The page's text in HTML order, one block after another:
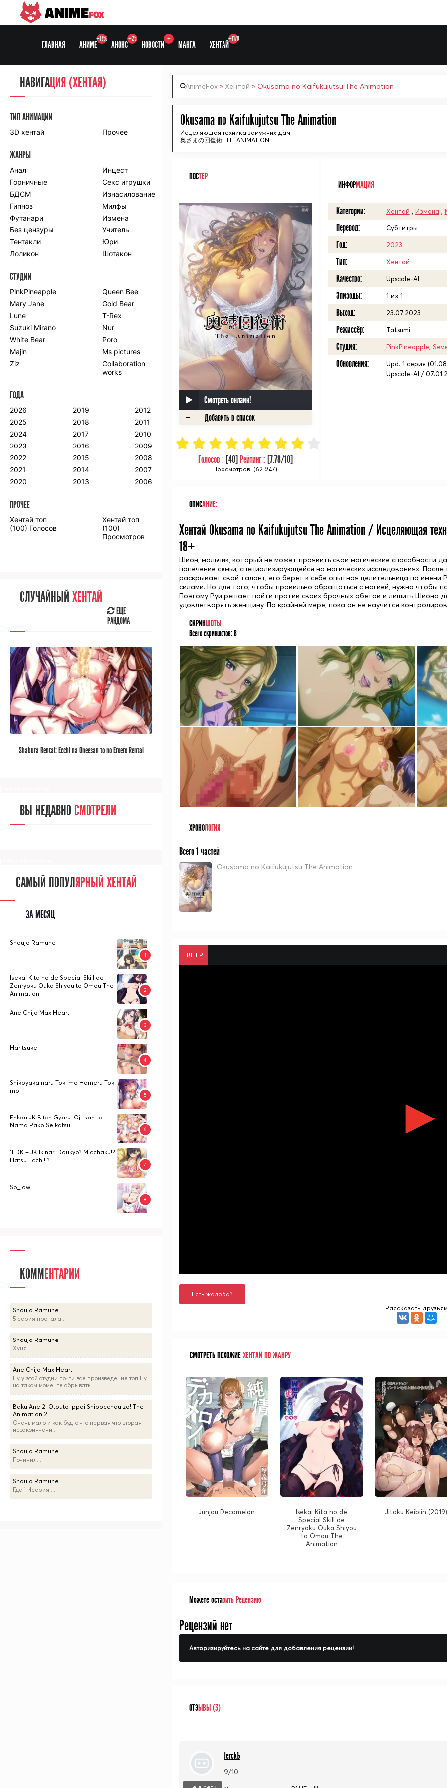
ANIMEFOX
ГЛАВНАЯ АНИМЕ
+1356
АНОНС
+25
НОВОСТИ
+
МАНГА ХЕНТАЙ
+1178
AnimeFox » Хентай » Okusama no Kaifukujutsu The Animation
Okusama no Kaifukujutsu The Animation
Исцеляющая техника замужних дам
奥さまの回復術 THE ANIMATION
ПОСТЕР
Смотреть онлайн!
Голосов : [40] Рейтинг : [7.78/10]
Просмотров: (62 947)
ИНФОРМАЦИЯ
Категории: Хентай Измена
Перевод: Субтитры
Год: 2023
Тип: Хентай
Качество: Upscale-AI
Эпизоды: 1 из 1
Выход: 23.07.2023
Режиссёр: Tatsumi
Студия: PinkPineapple
Обновления:
Upd. 1 серия
Upscale-AI /
ОПИСАНИЕ:
Хентай Okusama no Kaifukujutsu The Animation / Исцеляющая
18+
Шион, мальчик, который не может проявить свои магические способности
попечение семьи, специализирующейся на магических исследованиях.
раскрывает свой талант, его берёт к себе опытная целительница по имени
силами. Но для того, чтобы правильно обращаться с магией, нужно чтобы
Поэтому Руи решает пойти против своих брачных обетов и лишить Шиона
удовлетворять женщину. По крайней мере, пока он не научится
СКРИНШОТЫ
Всего скриншотов:8
ХРОНОЛОГИЯ
Всего 1 частей
Okusama no Kaifukujutsu The Animation
ПЛЕЕР
Есть жалоба?
Рассказать друзьям
СМОТРЕТЬ ПОХОЖИЕХЕНТАЙ ПО ЖАНРУ
Junjou Decamelon
Isekai Kita no de
Special Skill de
Zenryoku Ouka Shiyou
to Omou The
Animation
Jitaku Keibiin (2019)
Можете оставить Рецензию
Рецензий нет
Авторизируйтесь на сайте для добавления рецензии!
ОТЗЫВЫ (3)
JerckЪ
9/10
НАВИГАЦИЯ
СЕЗОНЫ
Anidub
Animedia
Kansai studio
Onibaku
Shiza project
ПО ЖАНРАМ
Комедия
Приключения
Романтика
Школа
Этти
Боевые
искусства
Гарем
Драма
Игры
Исторический
Магия
Фантастика
Фэнтези
Мистика
Попаданцы в
другой мир
Хентай
ПО ГОДУ
2023
2022
2021
2020
2019
2018
2017
2016
2013
2012
2011
2010
2009
2008
2005
2004
2003
2002
2001
2000
ПРОЧЕЕ
Аниме фильмы Аниме OVA
СЛУЧАЙНОЕ АНИМЕ
РАНДОМА
ВЫ НЕДАВНОСМОТРЕЛИ
[/senpainoticeme]
САМЫЙ ПОПУЛЯРНЫЙ АНИМЕ
НАВИГАЦИЯ (ХЕНТАЯ)
ТИП АНИМАЦИИ
3D хентай Прочее
ЖАНРЫ
Анал
Инцест
Горничные
Секс игрушки
БДСМ
Изнасилование
Гипноз
Милфы
Футанари
Измена
Без цензуры
Учитель
Тентакли
Юри
Лоликон
Шотакон
СТУДИИ
PinkPineapple
Queen Bee
Mary Jane
Gold Bear
Lune
T-Rex
Suzuki Mirano
Nur
White Bear
Poro
Majin
Ms pictures
Ziz
Collaboration
works
ГОДА
2026
2025
2024
2023
2022
2021
2020
2019
2018
2017
2016
2015
2014
2013
2012
2011
2010
2009
2008
2007
2006
ПРОЧЕЕ
Хентай топ
(100) Голосов
Хентай топ
(100)
Просмотров
СЛУЧАЙНЫЙ ХЕНТАЙ
ЕЩЕ
РАНДОМА
Shabura Rental: Ecchi na Oneesan to no Eroero Rental
ВЫ НЕДАВНО СМОТРЕЛИ
САМЫЙ ПОПУЛЯРНЫЙ ХЕНТАЙ
ЗА МЕСЯЦ
Shoujo Ramune
Isekai Kita no de Special Skill de
Zenryoku Ouka Shiyou to Omou The
Animation
Ane Chijo Max Heart
Haritsuke
Shikoyaka naru Toki mo Hameru Toki
mo
Enkou JK Bitch Gyaru: Oji-san to
Nama Pako Seikatsu
1LDK + JK Ikinari Doukyo? Micchaku!?
Hatsu Ecchi!!?
So_low
КОММЕНТАРИИ
Shoujo Ramune
5 серия пропала...
Shoujo Ramune
Хуня...
Ane Chijo Max Heart
Ну у этой студии почти все произведение топ Ну
на таком моменте обрывать...
Baku Ane 2: Otouto Ippai Shibocchau zo! The
Animation 2
Очень мало и как будто что первая что вторая
незаконнченн...
Shoujo Ramune
Починил...
Shoujo Ramune
Где 1-4серия ...